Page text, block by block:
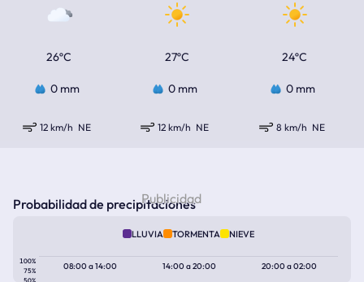
26ºC 27ºC 24ºC
0 mm 0 mm 0 mm
12 km/h NE 12 km/h NE 8 km/h NE
Probabilidad de precipitaciones
LLUVIA TORMENTA NIEVE
100%
75%
50%
08:00a14:00 14:00a20:00 20:00a02:00